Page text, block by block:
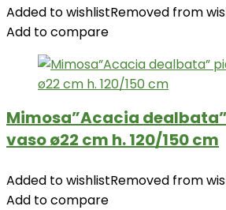
Added to wishlistRemoved from
Add to compare
Mimosa”Acacia
vaso ø22 cm h. 120/150 cm
Added to wishlistRemoved from
Add to compare